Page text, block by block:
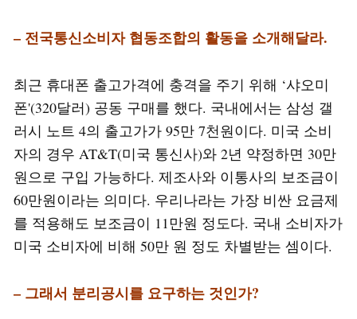
– 전국통신소비자 협동조합의 활동을 소개해달라.
최근 휴대폰 출고가격에 충격을 주기 위해 ‘샤오미
폰'(320달러) 공동 구매를 했다. 국내에서는 삼성 갤
러시 노트 4의 출고가가 95만 7천원이다. 미국 소비
자의 경우 AT&T(미국 통신사)와 2년 약정하면 30만
원으로 구입 가능하다. 제조사와 이통사의 보조금이
60만원이라는 의미다. 우리나라는 가장 비싼 요금제
를 적용해도 보조금이 11만원 정도다. 국내 소비자가
미국 소비자에 비해 50만 원 정도 차별받는 셈이다.
– 그래서 분리공시를 요구하는 것인가?